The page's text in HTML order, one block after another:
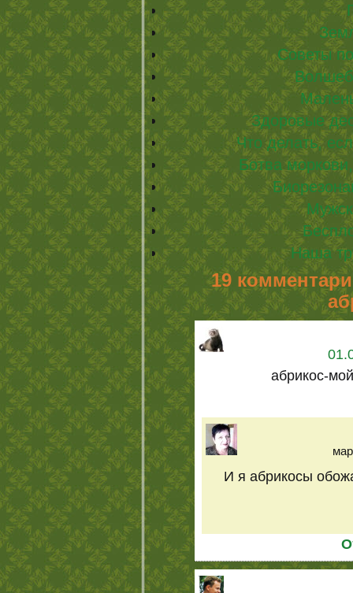
Советы
Здоровые
Что делать,
Ботва
Наша
19
абрикос-
И я абрикосы